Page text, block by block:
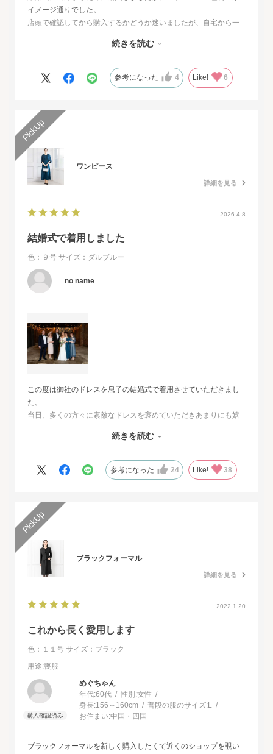
イメージ通りでした。
店頭で確認してから購入するかどうか迷いましたが、自宅から一
オンラインショップは写真数が多くじっくりと検討することがで
また、購入するとすぐに届くのでとても便利だと思いました。
続きを読む
参考になった 4 Like! 6
ワンピース
詳細を見る
2026.4.8
結婚式で着用しました
色：９号 サイズ：ダルブルー
no name
この度は御社のドレスを息子の結婚式で着用させていただきまし
た。
当日、多くの方々に素敵なドレスを褒めていただきあまりにも嬉
その旨をお伝えさせていただきたいと思いました。とても素敵な
人生最高の幸せな日に華を添えていただき、心より感謝申し上げ
続きを読む
参考になった 24 Like! 38
ブラックフォーマル
詳細を見る
2022.1.20
これから長く愛用します
色：１１号 サイズ：ブラック
用途:喪服
めぐちゃん
年代:60代 性別:女性
身長:156～160cm 普段の服のサイズ:L
お住まい:中国・四国
ブラックフォーマルを新しく購入したくて近くのショップを覗い